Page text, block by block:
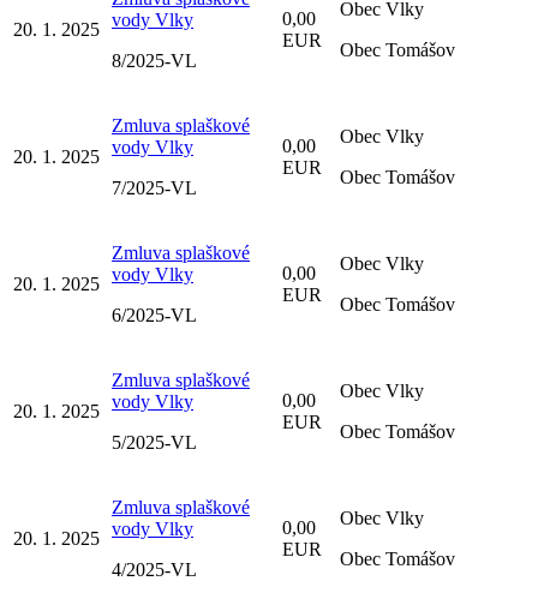
20. 1. 2025 vody Vlky
8/2025-VL
0,00
EUR
Obec Vlky
Obec Tomášov
20. 1. 2025
Zmluva splaškové
vody Vlky
7/2025-VL
0,00
EUR
Obec Vlky
Obec Tomášov
20. 1. 2025
Zmluva splaškové
vody Vlky
6/2025-VL
0,00
EUR
Obec Vlky
Obec Tomášov
20. 1. 2025
Zmluva splaškové
vody Vlky
5/2025-VL
0,00
EUR
Obec Vlky
Obec Tomášov
20. 1. 2025
Zmluva splaškové
vody Vlky
4/2025-VL
0,00
EUR
Obec Vlky
Obec Tomášov